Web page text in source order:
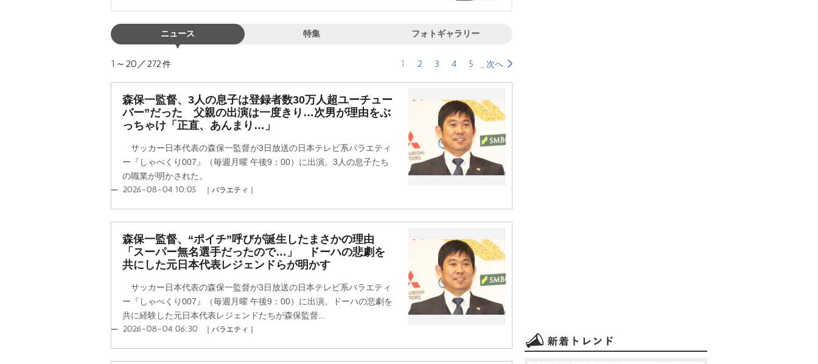
ニュース 特集 フォトギャラリー
1～20／272件 1 2 3 4 5 次へ
森保一監督、3人の息子は登録者数30万人超ユーチュー
バー”だった 父親の出演は一度きり…次男が理由をぶ
っちゃけ「正直、あんまり…」
サッカー日本代表の森保一監督が3日放送の日本テレビ系バラエティ
ー『しゃべくり007』（毎週月曜 午後9：00）に出演。3人の息子たち
の職業が明かされた。
2026-08-04 10:05 ｜バラエティ｜
森保一監督、“ポイチ”呼びが誕生したまさかの理由
「スーパー無名選手だったので…」 ドーハの悲劇を
共にした元日本代表レジェンドらが明かす
サッカー日本代表の森保一監督が3日放送の日本テレビ系バラエティ
ー『しゃべくり007』（毎週月曜 午後9：00）に出演。ドーハの悲劇を
共に経験した元日本代表レジェンドたちが森保監督...
2026-08-04 06:30 ｜バラエティ｜